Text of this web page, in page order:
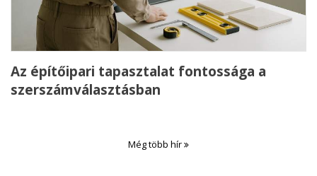
Az építőipari tapasztalat fontossága a
szerszámválasztásban
Még több hír